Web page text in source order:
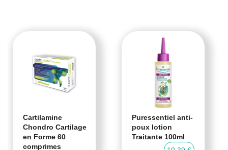
Cartilamine
Chondro Cartilage
en Forme 60
comprimes
Puressentiel anti-
poux lotion
Traitante 100ml